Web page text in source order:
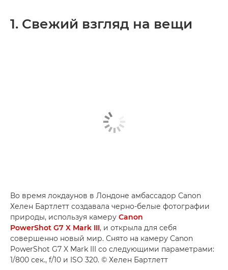
1. Свежий взгляд на вещи
Во время локдаунов в Лондоне амбассадор Canon
Хелен Бартлетт создавала черно-белые фотографии
природы, используя камеру Canon
PowerShot G7 X Mark III, и открыла для себя
совершенно новый мир. Снято на камеру Canon
PowerShot G7 X Mark III со следующими параметрами:
1/800 сек., f/10 и ISO 320. © Хелен Бартлетт